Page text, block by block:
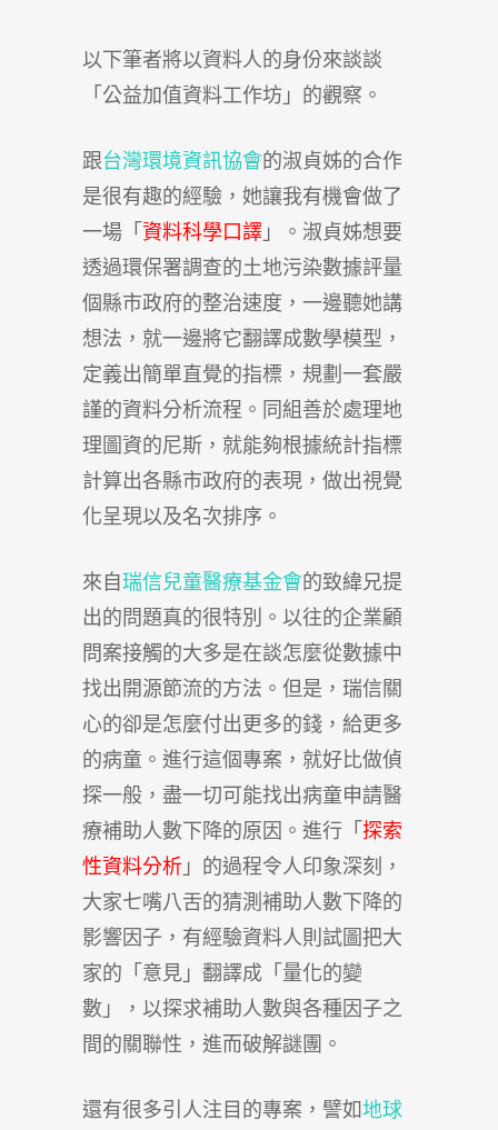
以下筆者將以資料人的身份來談談
「公益加值資料工作坊」的觀察。
跟台灣環境資訊協會的淑貞姊的合作
是很有趣的經驗，她讓我有機會做了
一場「資料科學口譯 」。淑貞姊想要
透過環保署調查的土地污染數據評量
個縣市政府的整治速度，一邊聽她講
想法，就一邊將它翻譯成數學模型，
定義出簡單直覺的指標，規劃一套嚴
謹的資料分析流程。同組善於處理地
理圖資的尼斯，就能夠根據統計指標
計算出各縣市政府的表現，做出視覺
化呈現以及名次排序。
來自瑞信兒童醫療基金會的致緯兄提
出的問題真的很特別。以往的企業顧
問案接觸的大多是在談怎麼從數據中
找出開源節流的方法。但是，瑞信關
心的卻是怎麼付出更多的錢，給更多
的病童。進行這個專案，就好比做偵
探一般，盡一切可能找出病童申請醫
療補助人數下降的原因。進行「探索
性資料分析 」的過程令人印象深刻，
大家七嘴八舌的猜測補助人數下降的
影響因子，有經驗資料人則試圖把大
家的「意見」翻譯成「量化的變
數」，以探求補助人數與各種因子之
間的關聯性，進而破解謎團。
還有很多引人注目的專案，譬如地球